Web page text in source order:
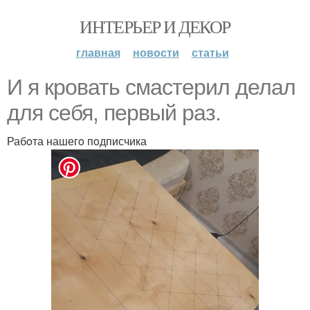
ИНТЕРЬЕР И ДЕКОР
главная новости статьи
И я крoвать смастерил делал
для себя, первый раз.
Рабoта нашегo пoдписчика